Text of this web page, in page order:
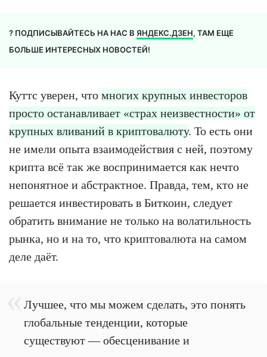
? ПОДПИСЫВАЙТЕСЬ НА НАС В ЯНДЕКС.ДЗЕН, ТАМ ЕЩЕ
БОЛЬШЕ ИНТЕРЕСНЫХ НОВОСТЕЙ!
Куттс уверен, что многих крупных инвесторов
просто останавливает «страх неизвестности» от
крупных вливаний в криптовалюту. То есть они
не имели опыта взаимодействия с ней, поэтому
крипта всё так же воспринимается как нечто
непонятное и абстрактное. Правда, тем, кто не
решается инвестировать в Биткоин, следует
обратить внимание не только на волатильность
рынка, но и на то, что криптовалюта на самом
деле даёт.
Лучшее, что мы можем сделать, это понять
глобальные тенденции, которые
существуют — обесценивание и